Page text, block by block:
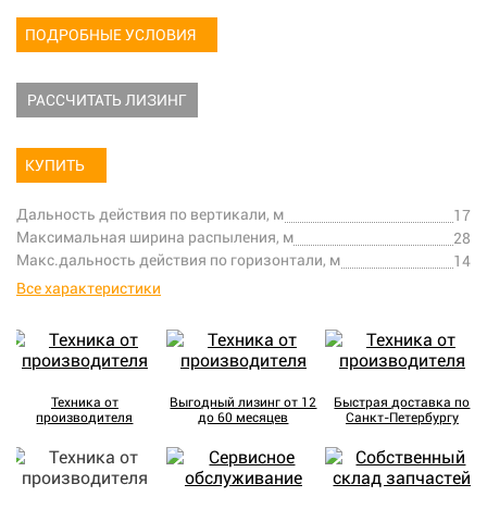
ПОДРОБНЫЕ УСЛОВИЯ
РАССЧИТАТЬ ЛИЗИНГ
КУПИТЬ
Дальность действия по вертикали, м
17
Максимальная ширина распыления, м
28
Макс.дальность действия по горизонтали, м
14
Все характеристики
Техника от
производителя
Выгодный лизинг от 12
до 60 месяцев
Быстрая доставка по
Санкт-Петербургу